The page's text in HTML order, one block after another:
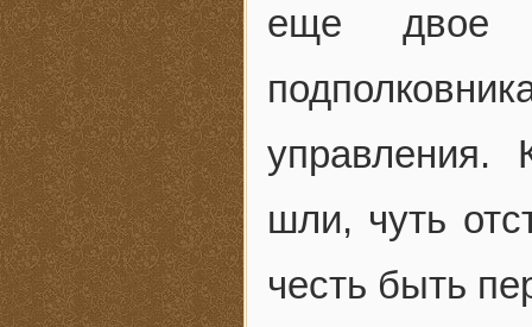
еще двое
управления.
шли, чуть
честь быть